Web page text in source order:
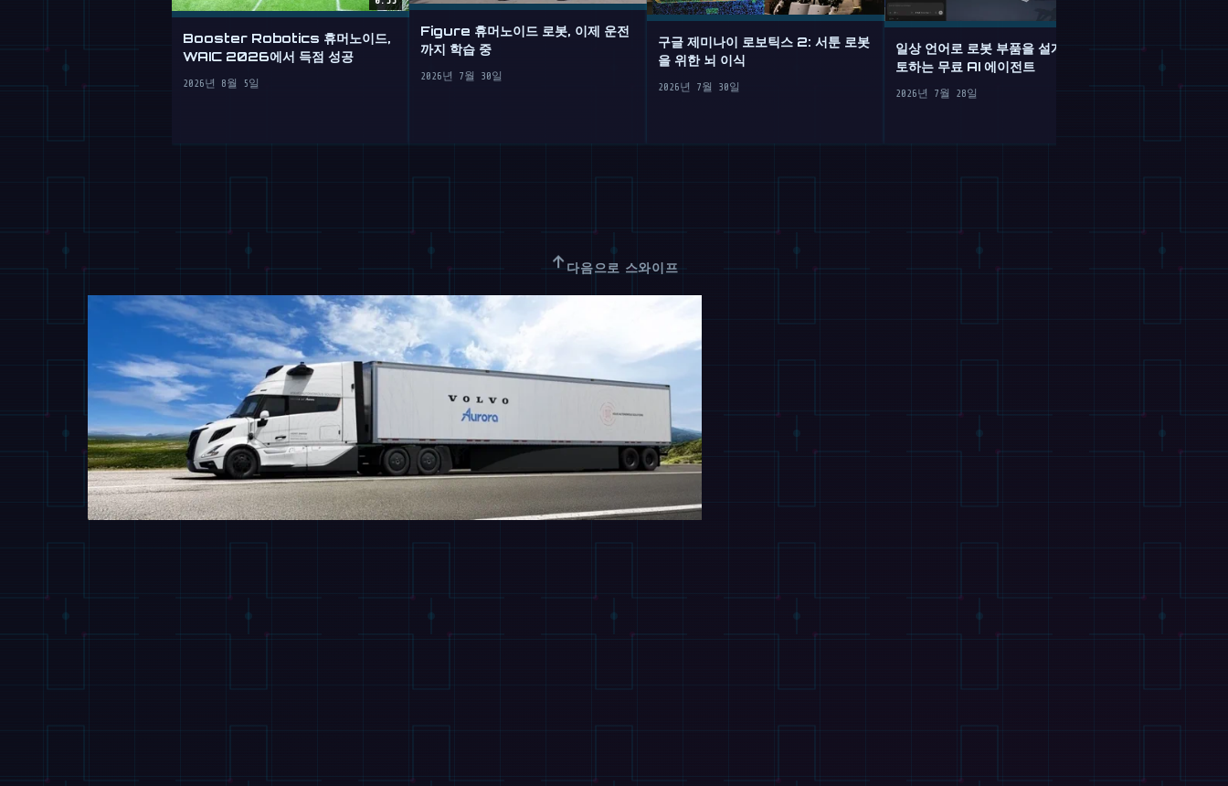
Booster Robotics 휴머노이드,
WAIC 2026에서 득점 성공
2026년 8월 5일
Figure 휴머노이드 로봇, 이제 운전
까지 학습 중
2026년 7월 30일
구글 제미나이 로보틱스 2: 서툰 로봇
을 위한 뇌 이식
2026년 7월 30일
일상 언어로 로봇 부품을 설계하고 검
토하는 무료 AI 에이전트
2026년 7월 28일
러 휴머노이드
↑ 다음으로 스와이프